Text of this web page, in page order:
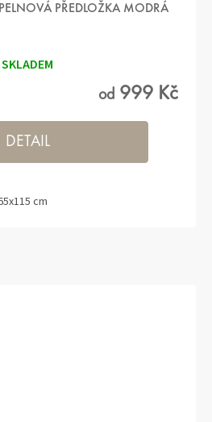
PŘEDLOŽKA MODRÁ
SKLADEM
od 999 Kč
DETAIL
cm